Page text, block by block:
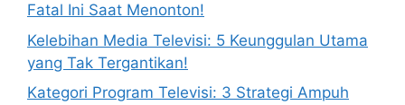
Fatal Ini Saat Menonton!
Kelebihan Media Televisi: 5 Keunggulan Utama
yang Tak Tergantikan!
Kategori Program Televisi: 3 Strategi Ampuh